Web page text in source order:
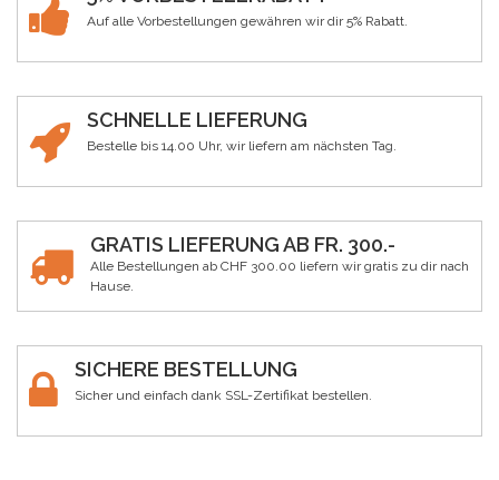
Auf alle Vorbestellungen gewähren wir dir 5% Rabatt.
SCHNELLE LIEFERUNG
Bestelle bis 14.00 Uhr, wir liefern am nächsten Tag.
GRATIS LIEFERUNG AB FR. 300.-
Alle Bestellungen ab CHF 300.00 liefern wir gratis zu dir nach
Hause.
SICHERE BESTELLUNG
Sicher und einfach dank SSL-Zertifikat bestellen.